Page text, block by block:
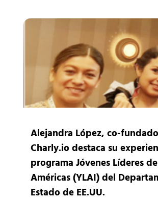
Alejandra López, co-
Charly.io destaca su
programa Jóvenes Líderes
Américas (YLAI) del
Estado de EE.UU.